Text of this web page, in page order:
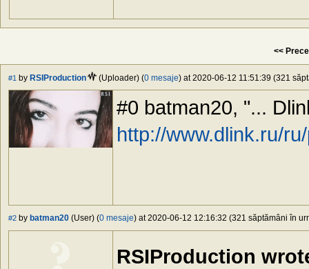
<<
#1 by RSIProduction (Uploader) (0 mesaje) at 2020-06-12 11:51:39 (321
#0 batman20, "...
http://www.dlink.ru/
#2 by batman20 (User) (0 mesaje) at 2020-06-12 12:16:32 (321 săptămâni în
RSIProduction